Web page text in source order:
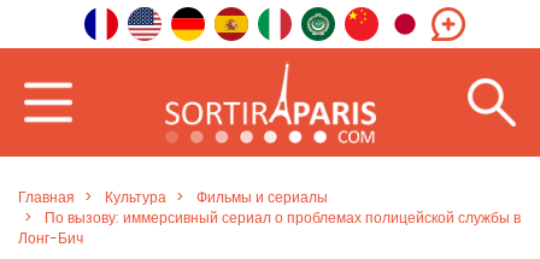
Главная Культура
Фильмы и сериалы
По вызову: иммерсивный сериал о проблемах полицейской службы в
Лонг-Бич